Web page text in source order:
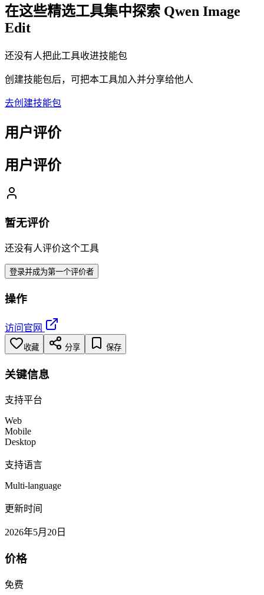
在这些精选工具集中探索 Qwen Image
Edit
还没有人把此工具收进技能包
创建技能包后，可把本工具加入并分享给他人
去创建技能包
用户评价
用户评价
暂无评价
还没有人评价这个工具
登录并成为第一个评价者
操作
访问官网
收藏 分享 保存
关键信息
支持平台
Web
Mobile
Desktop
支持语言
Multi-language
更新时间
2026年5月20日
价格
免费